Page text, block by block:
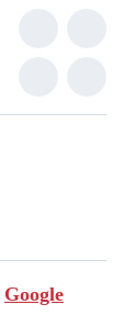
Google